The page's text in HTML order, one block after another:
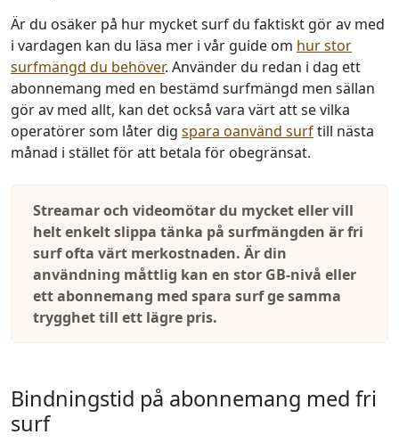
Är du osäker på hur mycket surf du faktiskt gör av med
i vardagen kan du läsa mer i vår guide om hur stor
surfmängd du behöver. Använder du redan i dag ett
abonnemang med en bestämd surfmängd men sällan
gör av med allt, kan det också vara värt att se vilka
operatörer som låter dig spara oanvänd surftill nästa
månad i stället för att betala för obegränsat.
Streamar och videomötar du mycket eller vill
helt enkelt slippa tänka på surfmängden är fri
surf ofta värt merkostnaden. Är din
användning måttlig kan en stor GB-nivå eller
ett abonnemang med spara surf ge samma
trygghet till ett lägre pris.
Bindningstid på abonnemang med fri
surf